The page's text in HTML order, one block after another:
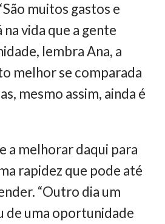
muitos gastos e
vida que a gente
lembra Ana, a
melhor se comparada
mesmo assim, ainda é
a melhorar daqui para
rapidez que pode até
“Outro dia um
de uma oportunidade